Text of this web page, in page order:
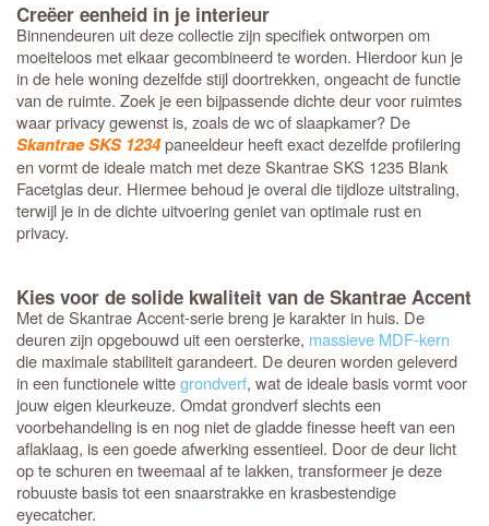
Creëer eenheid in je interieur
Binnendeuren uit deze collectie zijn specifiek ontworpen om
moeiteloos met elkaar gecombineerd te worden. Hierdoor kun je
in de hele woning dezelfde stijl doortrekken, ongeacht de functie
van de ruimte. Zoek je een bijpassende dichte deur voor ruimtes
waar privacy gewenst is, zoals de wc of slaapkamer? De
Skantrae SKS 1234paneeldeur heeft exact dezelfde profilering
en vormt de ideale match met deze Skantrae SKS 1235 Blank
Facetglas deur. Hiermee behoud je overal die tijdloze uitstraling,
terwijl je in de dichte uitvoering geniet van optimale rust en
privacy.
Kies voor de solide kwaliteit van de Skantrae Accent
Met de Skantrae Accent-serie breng je karakter in huis. De
deuren zijn opgebouwd uit een oersterke, massieve MDF-kern
die maximale stabiliteit garandeert. De deuren worden geleverd
in een functionele wittegrondverf, wat de ideale basis vormt voor
jouw eigen kleurkeuze. Omdat grondverf slechts een
voorbehandeling is en nog niet de gladde finesse heeft van een
aflaklaag, is een goede afwerking essentieel. Door de deur licht
op te schuren en tweemaal af te lakken, transformeer je deze
robuuste basis tot een snaarstrakke en krasbestendige
eyecatcher.